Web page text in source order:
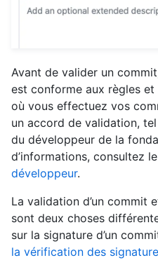
Avant de valider un
est conforme aux règles
où vous effectuez vos
un accord de validation,
du développeur de la
d’informations, consultez le
développeur.
La validation d’un commit
sont deux choses
sur la signature d’un
la vérification des